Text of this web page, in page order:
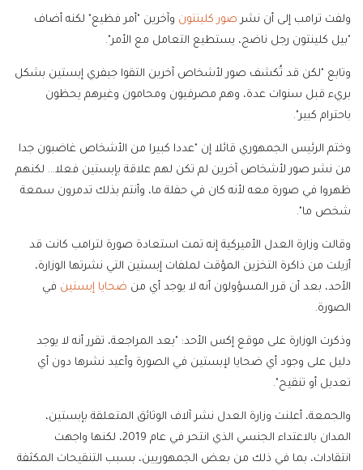
ولفت ترامب إلى أن نشر صور كلينتون وآخرين "أمر فظيع" لكنه أضاف
"بيل كلينتون رجل ناضج، يستطيع التعامل مع الأمر".
وتابع "لكن قد تُكشف صور لأشخاص آخرين التقوا جيفري إبستين بشكل
بريء قبل سنوات عدة، وهم مصرفيون ومحامون وغيرهم يحظون
باحترام كبير".
وختم الرئيس الجمهوري قائلا إن "عددا كبيرا من الأشخاص غاضبون جدا
من نشر صور لأشخاص آخرين لم تكن لهم علاقة بإبستين فعلا... لكنهم
ظهروا في صورة معه لأنه كان في حفلة ما، وأنتم بذلك تدمرون سمعة
شخص ما".
وقالت وزارة العدل الأميركية إنه تمت استعادة ‌صورة لترامب كانت قد
أزيلت من ذاكرة التخزين المؤقت لملفات إبستين التي نشرتها الوزارة،
الأحد، ‌بعد أن قرر المسؤولون أنه لا يوجد أي ⁠من ضحايا إبستين في
الصورة.
وذكرت الوزارة على موقع إكس ‌الأحد: "بعد المراجعة، تقرر أنه لا يوجد
دليل على وجود أي ضحايا لإبستين في الصورة وأعيد نشرها دون أي
تعديل أو تنقيح".
والجمعة، أعلنت وزارة العدل نشر ‌آلاف الوثائق المتعلقة بإبستين،
المدان بالاعتداء الجنسي الذي انتحر في عام 2019، لكنها واجهت
انتقادات، بما ‌في ذلك من بعض الجمهوريين، بسبب التنقيحات المكثفة